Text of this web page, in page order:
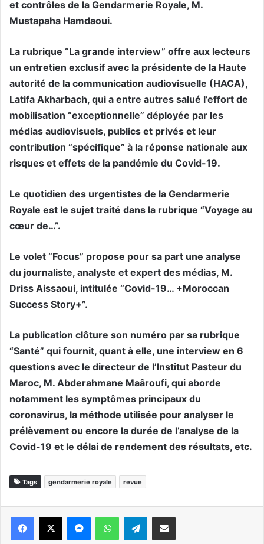
et contrôles de la Gendarmerie Royale, M.
Mustapaha Hamdaoui.
La rubrique “La grande interview” offre aux lecteurs
un entretien exclusif avec la présidente de la Haute
autorité de la communication audiovisuelle (HACA),
Latifa Akharbach, qui a entre autres salué l’effort de
mobilisation “exceptionnelle” déployée par les
médias audiovisuels, publics et privés et leur
contribution “spécifique” à la réponse nationale aux
risques et effets de la pandémie du Covid-19.
Le quotidien des urgentistes de la Gendarmerie
Royale est le sujet traité dans la rubrique “Voyage au
cœur de…”.
Le volet “Focus” propose pour sa part une analyse
du journaliste, analyste et expert des médias, M.
Driss Aissaoui, intitulée “Covid-19… +Moroccan
Success Story+”.
La publication clôture son numéro par sa rubrique
“Santé” qui fournit, quant à elle, une interview en 6
questions avec le directeur de l’Institut Pasteur du
Maroc, M. Abderahmane Maâroufi, qui aborde
notamment les symptômes principaux du
coronavirus, la méthode utilisée pour analyser le
prélèvement ou encore la durée de l’analyse de la
Covid-19 et le délai de rendement des résultats, etc.
Tags gendarmerie royale revue
WhatsApp Telegram